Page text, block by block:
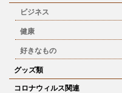
ビジネス
健康
好きなもの
グッズ類
コロナウィルス関連